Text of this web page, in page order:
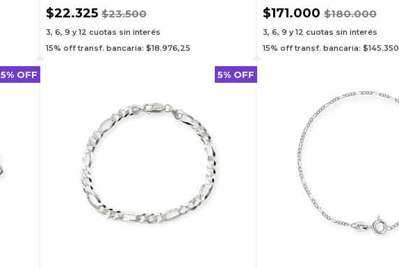
$22.325$23.500
3, 6, 9 y 12 cuotas sin interés
15% off transf. bancaria: $18.976,25
$171.000 $180.000
3, 6, 9 y 12 cuotas sin interés
15% off transf. bancaria: $145.350
5% OFF 5% OFF